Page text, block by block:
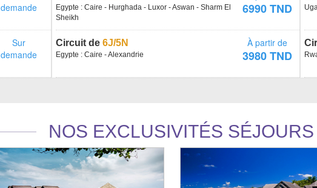
demande
Sur
demande
Egypte : Caire - Hurghada - Luxor - Aswan - Sharm El
Sheikh
6990 TND
Circuit de 6J/5N
Egypte : Caire - Alexandrie
À partir de
3980 TND
NOS EXCLUSIVITÉS SÉJOURS